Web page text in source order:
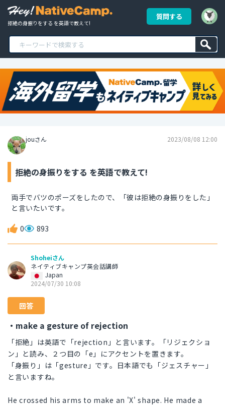
拒絶の身振りをする を英語で教えて!
質問する
jouさん 2023/08/08 12:00
拒絶の身振りをする を英語で教えて!
両手でバツのポーズをしたので、「彼は拒絶の身振りをした」
と言いたいです。
0 893
Shoheiさん
ネイティブキャンプ英会話講師
Japan
2024/07/30 10:08
回答
・make a gesture of rejection
「拒絶」は英語で「rejection」と言います。「リジェクショ
ン」と読み、２つ目の「e」にアクセントを置きます。
「身振り」は「gesture」です。日本語でも「ジェスチャー」
と言いますね。
He crossed his arms to make an 'X' shape. He made a